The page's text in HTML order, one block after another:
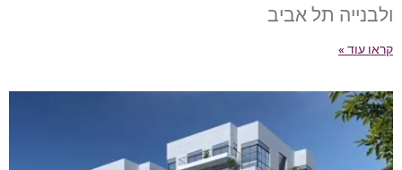
ולבנייה תל אביב
קראו עוד »